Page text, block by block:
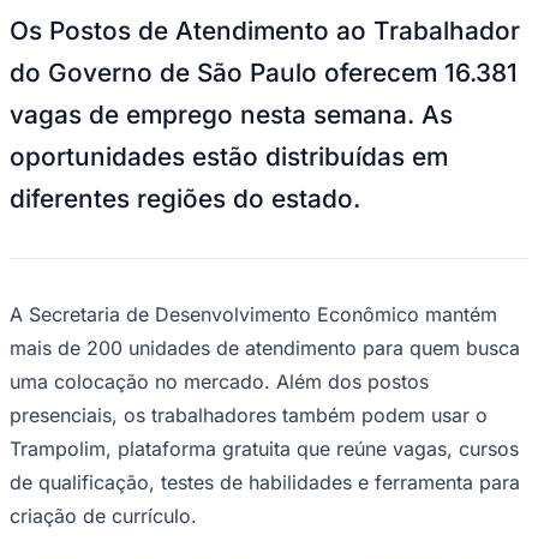
Fórmula 1
Tênis (ATP)
NHL
Vôlei
Brasileirão Série A
Paulistão
Copa do Brasil
Libertadores
Sul-Americana
Copa América
Champions League
Premier League
La Liga
Bundesliga
Os Postos de Atendimento ao Trabalhador
do Governo de São Paulo oferecem 16.381
vagas de emprego nesta semana. As
oportunidades estão distribuídas em
diferentes regiões do estado.
A Secretaria de Desenvolvimento Econômico mantém
mais de 200 unidades de atendimento para quem busca
uma colocação no mercado. Além dos postos
presenciais, os trabalhadores também podem usar o
Trampolim, plataforma gratuita que reúne vagas, cursos
de qualificação, testes de habilidades e ferramenta para
criação de currículo.